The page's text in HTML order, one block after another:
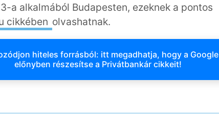
a alkalmából Budapesten, ezeknek a pontos
cikkében olvashatnak.
hiteles forrásból: itt megadhatja, hogy a Google
előnyben részesítse a Privátbankár cikkeit!